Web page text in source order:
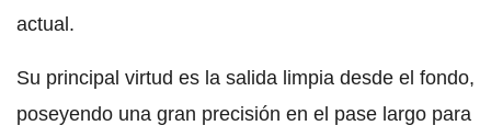
actual.
Su principal virtud es la salida limpia desde el fondo,
poseyendo una gran precisión en el pase largo para